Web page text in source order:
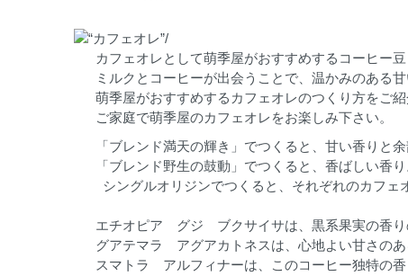
カフェオレとして萌季屋がおすすめするコーヒー豆
ミルクとコーヒーが出会うことで、温かみのある甘
萌季屋がおすすめするカフェオレのつくり方をご紹
ご家庭で萌季屋のカフェオレをお楽しみ下さい。
「ブレンド満天の輝き」でつくると、甘い香りと
「ブレンド野生の鼓動」でつくると、香ばしい香
シングルオリジンでつくると、それぞれのカフェ
エチオピア グジ ブクサイサは、黒系果実の香り
グアテマラ アグアカトネスは、心地よい甘さのあ
スマトラ アルフィナーは、このコーヒー独特の香